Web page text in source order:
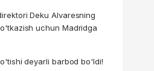
Deku Alvaresning
uchun Madridga
o'tishi deyarli barbod bo'ldi!